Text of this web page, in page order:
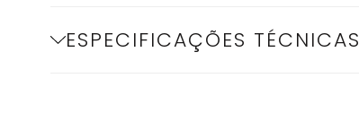
ESPECIFICAÇÕES TÉCNICAS